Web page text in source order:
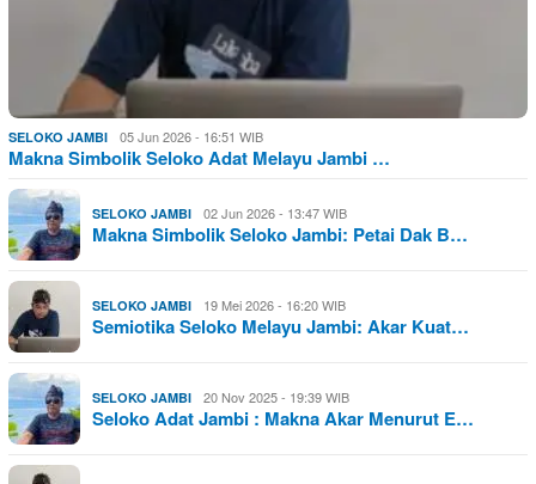
SELOKO JAMBI 05 Jun 2026 - 16:51 WIB
Makna Simbolik Seloko Adat Melayu Jambi …
SELOKO JAMBI 02 Jun 2026 - 13:47 WIB
Makna Simbolik Seloko Jambi: Petai Dak B…
SELOKO JAMBI 19 Mei 2026 - 16:20 WIB
Semiotika Seloko Melayu Jambi: Akar Kuat…
SELOKO JAMBI 20 Nov 2025 - 19:39 WIB
Seloko Adat Jambi : Makna Akar Menurut E…